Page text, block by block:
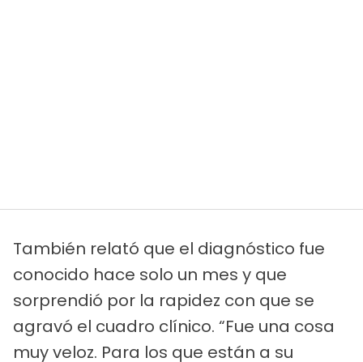
También relató que el diagnóstico fue
conocido hace solo un mes y que
sorprendió por la rapidez con que se
agravó el cuadro clínico. “Fue una cosa
muy veloz. Para los que están a su